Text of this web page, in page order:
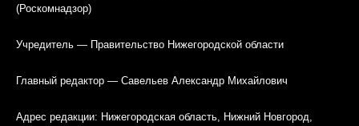
(Роскомнадзор)
Учредитель — Правительство Нижегородской области
Главный редактор — Савельев Александр Михайлович
Адрес редакции: Нижегородская область, Нижний Новгород,